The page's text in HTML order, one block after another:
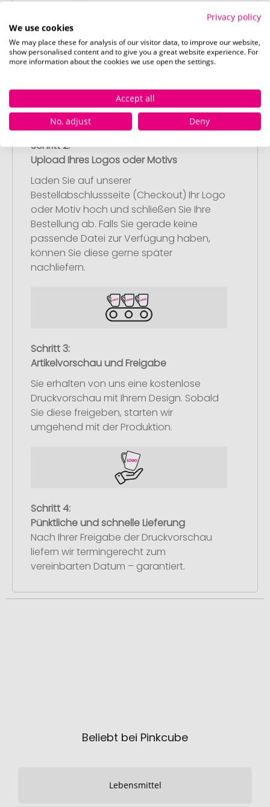
Werbeartikel aus und passen Sie diese
nach Ihren Vorstellungen an.
Anschließend legen Sie die konfigurierten
Artikel in Ihren Warenkorb.
Schritt 2:
Upload Ihres Logos oder Motivs
Laden Sie auf unserer
Bestellabschlussseite (Checkout) Ihr Logo
oder Motiv hoch und schließen Sie Ihre
Bestellung ab. Falls Sie gerade keine
passende Datei zur Verfügung haben,
können Sie diese gerne später
nachliefern.
Schritt 3:
Artikelvorschau und Freigabe
Sie erhalten von uns eine kostenlose
Druckvorschau mit Ihrem Design. Sobald
Sie diese freigeben, starten wir
umgehend mit der Produktion.
Schritt 4:
Pünktliche und schnelle Lieferung
Nach Ihrer Freigabe der Druckvorschau
liefern wir termingerecht zum
vereinbarten Datum – garantiert.
Beliebt bei Pinkcube
Lebensmittel
Privacy policy
We use cookies
We may place these for analysis of our visitor data, to improve our website,
show personalised content and to give you a great website experience. For
more information about the cookies we use open the settings.
Accept all
No, adjust
Deny